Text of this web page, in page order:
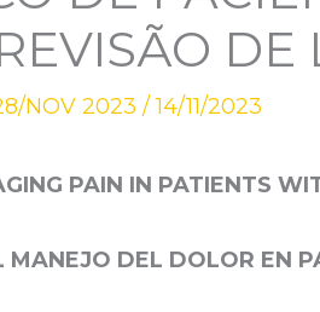
DE
NOV 2023 /14/11/2023
PAIN IN PATIENTS
DEL DOLOR EN